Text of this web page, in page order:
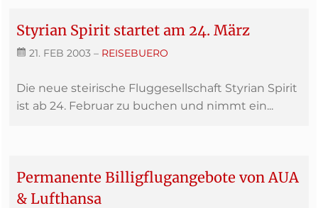
Styrian Spirit startet am 24. März
21. FEB 2003 – REISEBUERO
Die neue steirische Fluggesellschaft Styrian Spirit
ist ab 24. Februar zu buchen und nimmt ein...
Permanente Billigflugangebote von AUA
& Lufthansa